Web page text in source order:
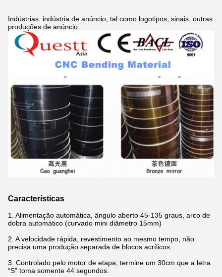
Indústrias: indústria de anúncio, tal como logotipos, sinais, outras
produções de anúncio.
Características
1. Alimentação automática, ângulo aberto 45-135 graus, arco de
dobra automático (curvado mini diâmetro 15mm)
2. A velocidade rápida, revestimento ao mesmo tempo, não
precisa uma produção separada de blocos acrílicos.
3. Controlado pelo motor de etapa, termine um 30cm que a letra
“S” toma somente 44 segundos.